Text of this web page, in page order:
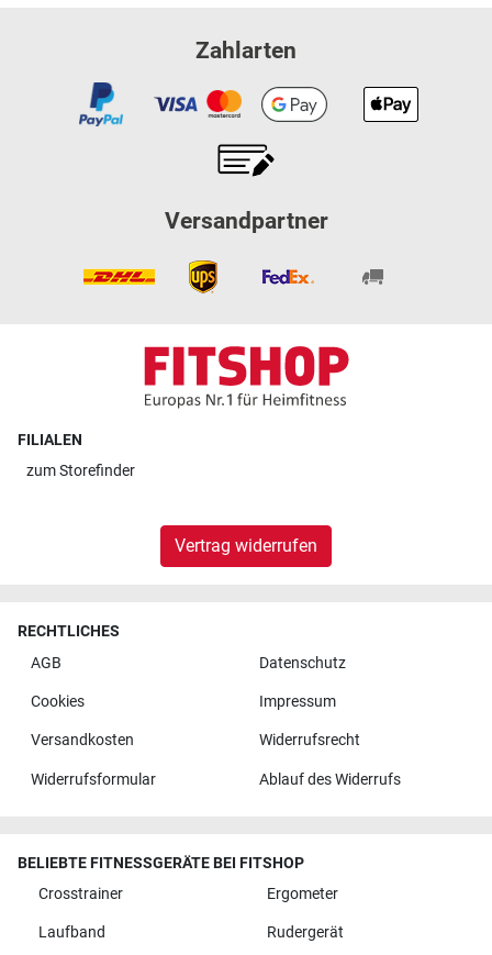
Zahlarten
Versandpartner
FILIALEN
zumStorefinder
Vertrag widerrufen
RECHTLICHES
AGB
Datenschutz
Cookies Impressum
Versandkosten Widerrufsrecht
Widerrufsformular Ablauf des Widerrufs
BELIEBTE FITNESSGERÄTE BEI FITSHOP
Crosstrainer
Ergometer
Laufband Rudergerät